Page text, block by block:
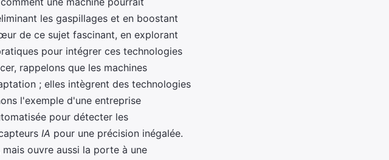
les gaspillages et en boostant
de ce sujet fascinant, en explorant
pour intégrer ces technologies
rappelons que les machines
; elles intègrent des technologies
l'exemple d'une entreprise
pour détecter les
IA pour une précision inégalée.
ouvre aussi la porte à une